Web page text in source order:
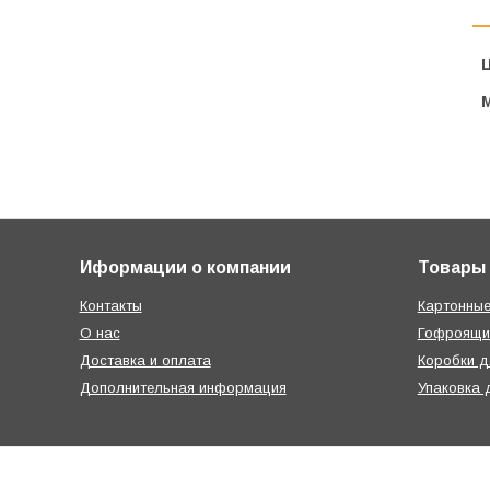
Иформации о компании
Контакты
О нас
Доставка и оплата
Дополнительная информация
Товары
Коробки
Упаковка